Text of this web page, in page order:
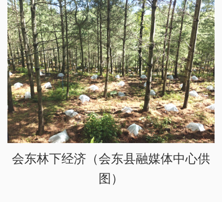
会东林下经济（会东县融媒体中心供
图）